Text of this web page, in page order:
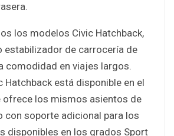
los modelos Civic Hatchback,
estabilizador de carrocería de
comodidad en viajes largos.
Hatchback está disponible en el
ofrece los mismos asientos de
con soporte adicional para los
disponibles en los grados Sport